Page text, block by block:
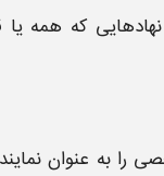
که همه یا
را به عنوان